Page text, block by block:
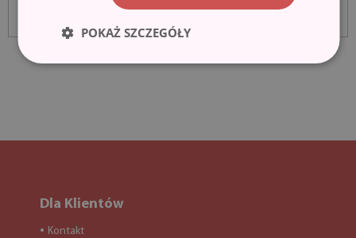
Dla Klientów
● Kontakt
POKAŻ SZCZEGÓŁY